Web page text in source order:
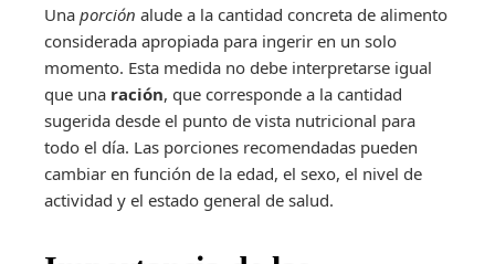
Una porción alude a la cantidad concreta de alimento
considerada apropiada para ingerir en un solo
momento. Esta medida no debe interpretarse igual
que una ración, que corresponde a la cantidad
sugerida desde el punto de vista nutricional para
todo el día. Las porciones recomendadas pueden
cambiar en función de la edad, el sexo, el nivel de
actividad y el estado general de salud.